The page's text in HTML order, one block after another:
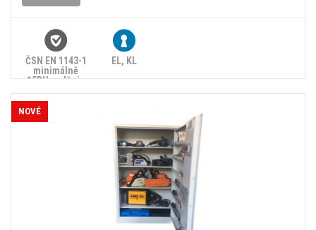
ČSN EN 1143-1
minimálně
15RU, splňuje
90/2024 Sb.
EL, KL
NOVÉ